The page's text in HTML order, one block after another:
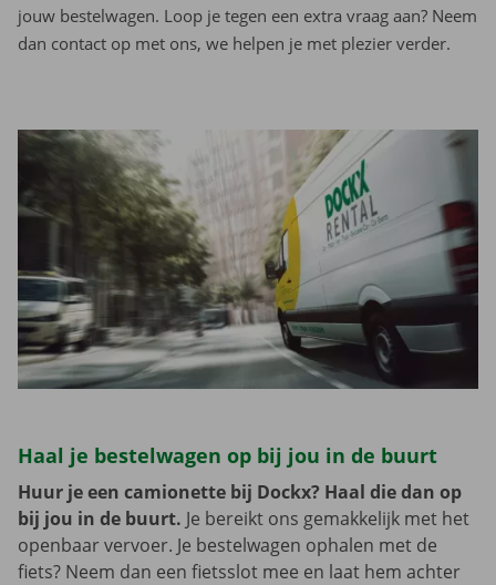
jouw bestelwagen. Loop je tegen een extra vraag aan? Neem
dan contact op met ons, we helpen je met plezier verder.
Haal je bestelwagen op bij jou in de buurt
Huur je een camionette bij Dockx? Haal die dan op
bij jou in de buurt. Je bereikt ons gemakkelijk met het
openbaar vervoer. Je bestelwagen ophalen met de
fiets? Neem dan een fietsslot mee en laat hem achter